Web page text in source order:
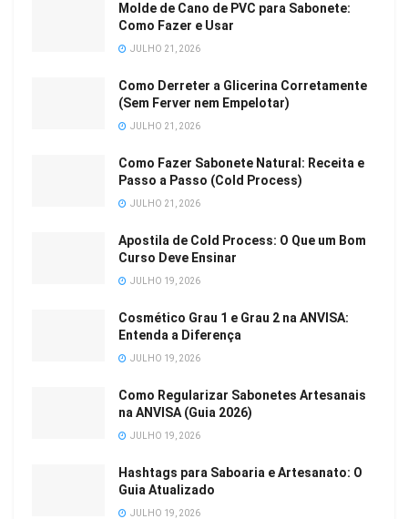
Molde de Cano de PVC para Sabonete:
Como Fazer e Usar
JULHO 21, 2026
Como Derreter a Glicerina Corretamente
(Sem Ferver nem Empelotar)
JULHO 21, 2026
Como Fazer Sabonete Natural: Receita e
Passo a Passo (Cold Process)
JULHO 21, 2026
Apostila de Cold Process: O Que um Bom
Curso Deve Ensinar
JULHO 19, 2026
Cosmético Grau 1 e Grau 2 na ANVISA:
Entenda a Diferença
JULHO 19, 2026
Como Regularizar Sabonetes Artesanais
na ANVISA (Guia 2026)
JULHO 19, 2026
Hashtags para Saboaria e Artesanato: O
Guia Atualizado
JULHO 19, 2026